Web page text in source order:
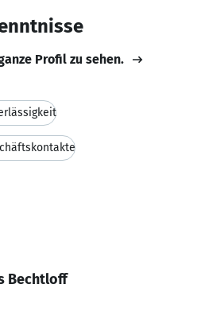
Profil zu sehen.
Bechtloff